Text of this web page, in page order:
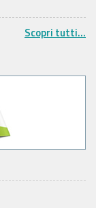
Scopri tutti...